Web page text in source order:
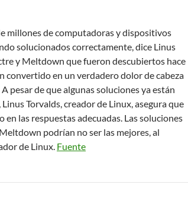
millones de computadoras y dispositivos
solucionados correctamente, dice Linus
y Meltdown que fueron descubiertos hace
convertido en un verdadero dolor de cabeza
pesar de que algunas soluciones ya están
Torvalds, creador de Linux, asegura que
en las respuestas adecuadas. Las soluciones
podrían no ser las mejores, al
de Linux. Fuente